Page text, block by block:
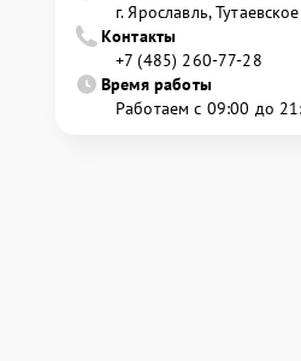
г. Ярославль,
Контакты
+7 (485) 260-77-28
Время работы
Работаем с 09:00 до